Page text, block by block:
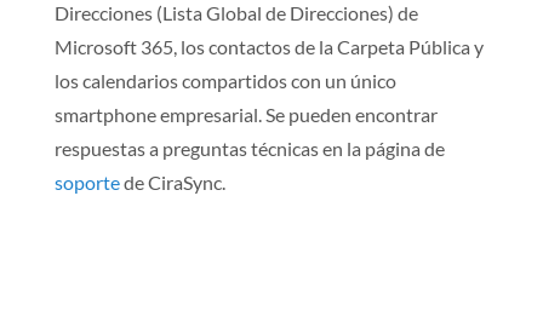
Direcciones (Lista Global de Direcciones) de
Microsoft 365, los contactos de la Carpeta Pública y
los calendarios compartidos con un único
smartphone empresarial. Se pueden encontrar
respuestas a preguntas técnicas en la página de
soportede CiraSync.